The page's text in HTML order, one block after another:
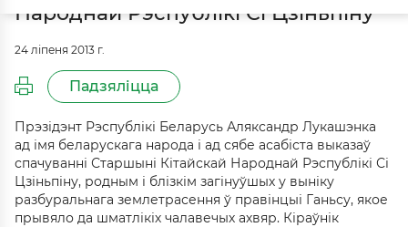
Народнай Рэспублікі Сі Цзіньпіну
24 ліпеня 2013 г.
Падзяліцца
Прэзідэнт Рэспублікі Беларусь Аляксандр Лукашэнка
ад імя беларускага народа і ад сябе асабіста выказаў
спачуванні Старшыні Кітайскай Народнай Рэспублікі Сі
Цзіньпіну, родным і блізкім загінуўшых у выніку
разбуральнага землетрасення ў правінцыі Ганьсу, якое
прывяло да шматлікіх чалавечых ахвяр. Кіраўнік